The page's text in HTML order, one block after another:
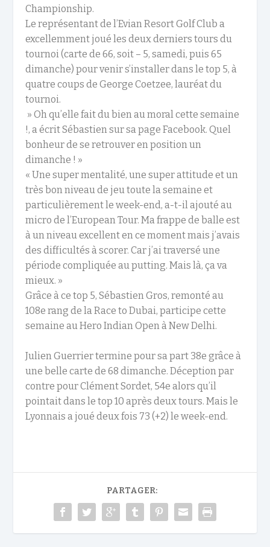
Championship.
Le représentant de l’Evian Resort Golf Club a
excellemment joué les deux derniers tours du
tournoi (carte de 66, soit – 5, samedi, puis 65
dimanche) pour venir s’installer dans le top 5, à
quatre coups de George Coetzee, lauréat du
tournoi.
» Oh qu’elle fait du bien au moral cette semaine
!, a écrit Sébastien sur sa page Facebook. Quel
bonheur de se retrouver en position un
dimanche ! »
« Une super mentalité, une super attitude et un
très bon niveau de jeu toute la semaine et
particulièrement le week-end, a-t-il ajouté au
micro de l’European Tour. Ma frappe de balle est
à un niveau excellent en ce moment mais j’avais
des difficultés à scorer. Car j’ai traversé une
période compliquée au putting. Mais là, ça va
mieux. »
Grâce à ce top 5, Sébastien Gros, remonté au
108e rang de la Race to Dubai, participe cette
semaine au Hero Indian Open à New Delhi.
Julien Guerrier termine pour sa part 38e grâce à
une belle carte de 68 dimanche. Déception par
contre pour Clément Sordet, 54e alors qu’il
pointait dans le top 10 après deux tours. Mais le
Lyonnais a joué deux fois 73 (+2) le week-end.
PARTAGER: